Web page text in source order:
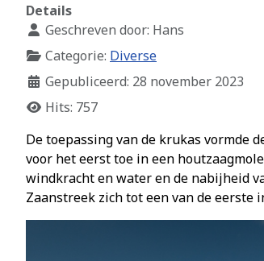
Details
Geschreven door: Hans
Categorie: Diverse
Gepubliceerd: 28 november 2023
Hits: 757
De toepassing van de krukas vormde
voor het eerst toe in een
windkracht en water en de nabijheid
Zaanstreek zich tot een van de eerste